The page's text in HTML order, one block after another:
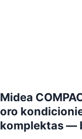
Midea
oro
komplektas —